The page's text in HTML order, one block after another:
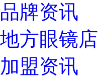
品牌资讯
地方眼镜店
加盟资讯